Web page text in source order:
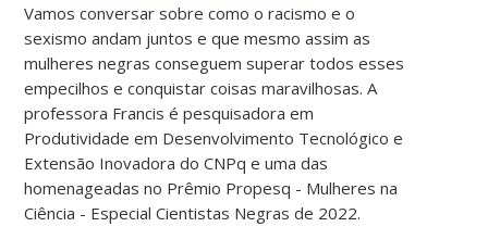
Vamos conversar sobre como o racismo e o
sexismo andam juntos e que mesmo assim as
mulheres negras conseguem superar todos esses
empecilhos e conquistar coisas maravilhosas. A
professora Francis é pesquisadora em
Produtividade em Desenvolvimento Tecnológico e
Extensão Inovadora do CNPq e uma das
homenageadas no Prêmio Propesq - Mulheres na
Ciência - Especial Cientistas Negras de 2022.